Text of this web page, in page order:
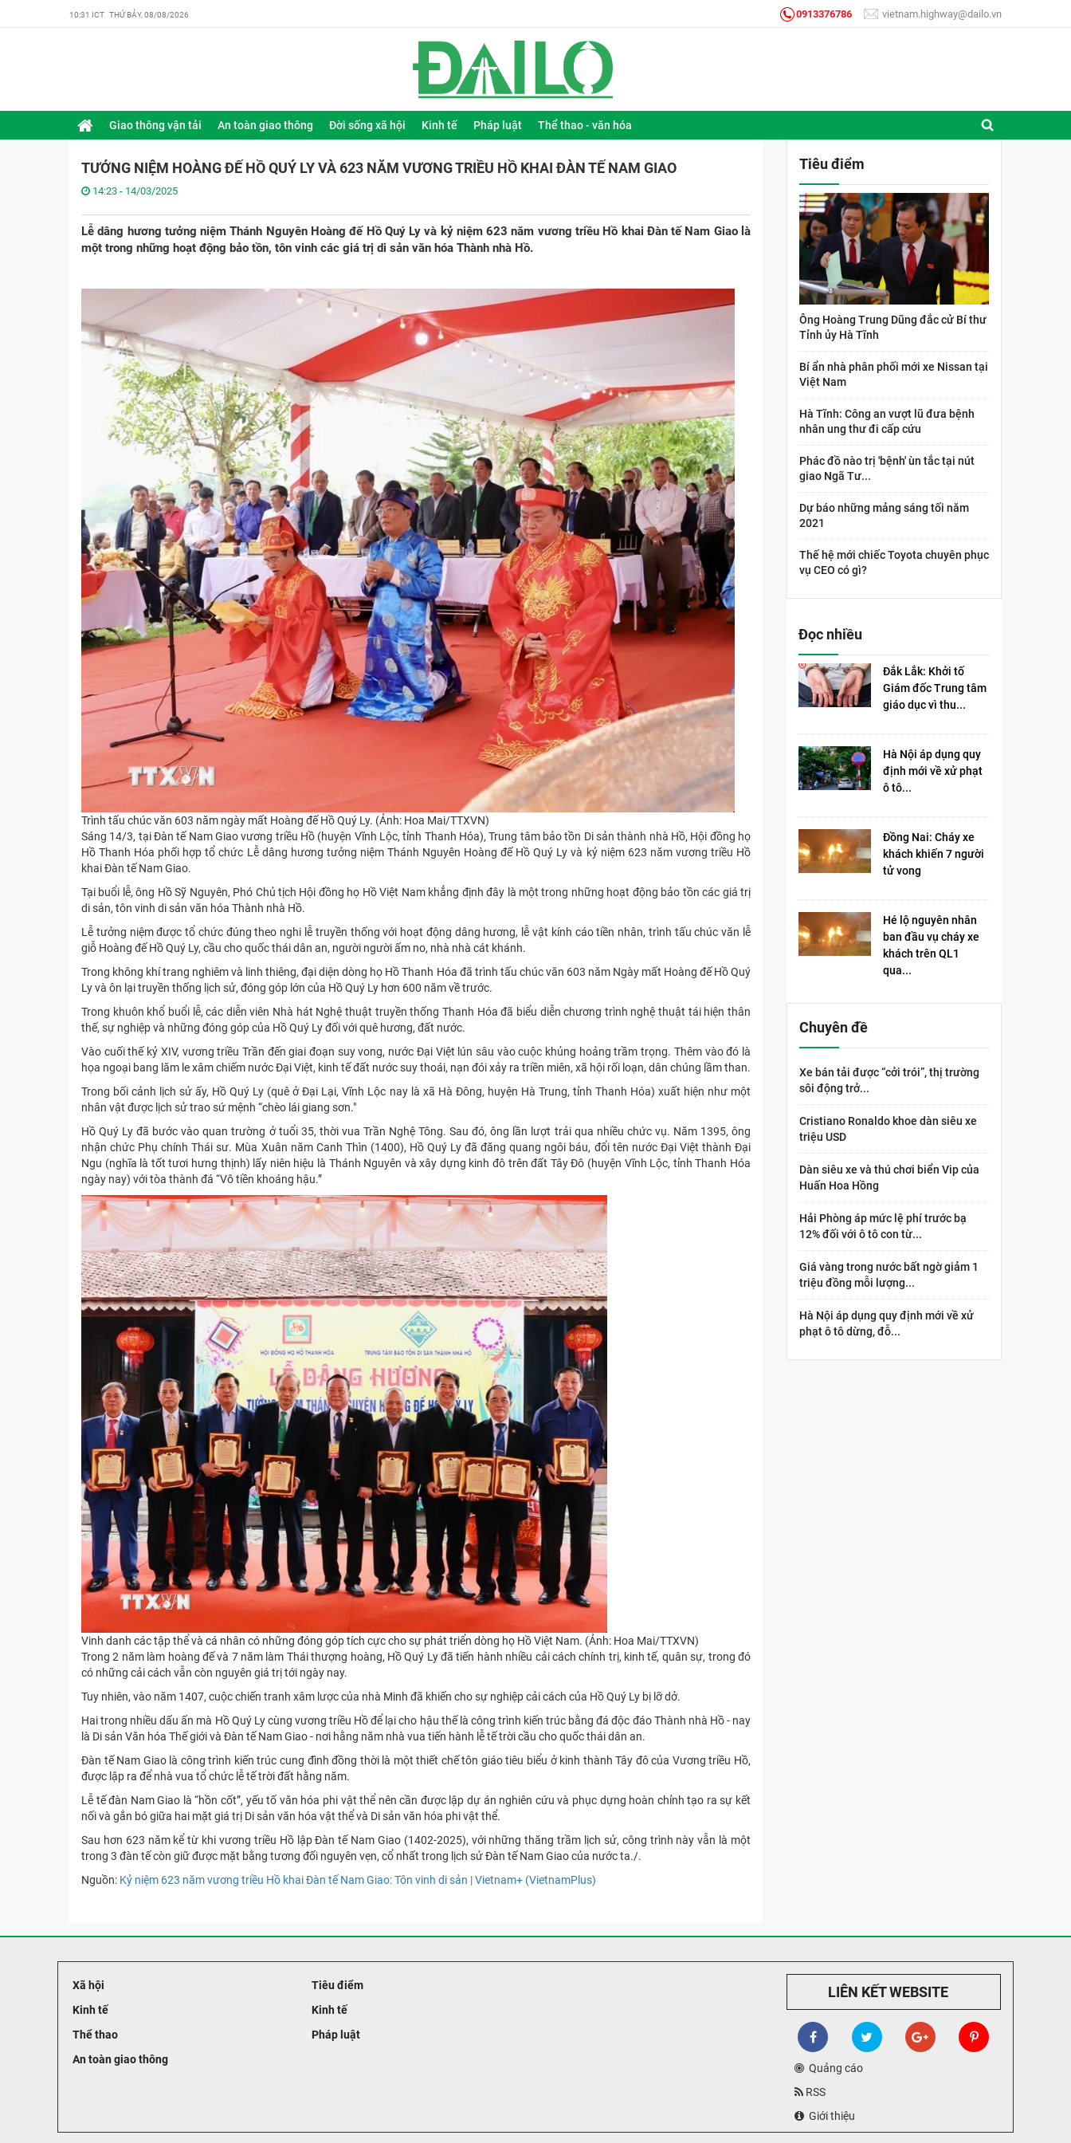
10:31 ICT THỨ BẢY, 08/08/2026 0913376786 vietnam.highway@dailo.vn
Giao thông vận tải An toàn giao thông Đời sống xã hội Kinh tế Pháp luật Thể thao - văn hóa
TƯỞNG NIỆM HOÀNG ĐẾ HỒ QUÝ LY VÀ 623 NĂM VƯƠNG TRIỀU HỒ KHAI ĐÀN TẾ NAM GIAO
14:23 - 14/03/2025
Lễ dâng hương tưởng niệm Thánh Nguyên Hoàng đế Hồ Quý Ly và kỷ niệm 623 năm vương triều Hồ khai Đàn tế Nam Giao là
một trong những hoạt động bảo tồn, tôn vinh các giá trị di sản văn hóa Thành nhà Hồ.
Trình tấu chúc văn 603 năm ngày mất Hoàng đế Hồ Quý Ly. (Ảnh: Hoa Mai/TTXVN)
Sáng 14/3, tại Đàn tế Nam Giao vương triều Hồ (huyện Vĩnh Lộc, tỉnh Thanh Hóa), Trung tâm bảo tồn Di sản thành nhà Hồ, Hội đồng họ
Hồ Thanh Hóa phối hợp tổ chức Lễ dâng hương tưởng niệm Thánh Nguyên Hoàng đế Hồ Quý Ly và kỷ niệm 623 năm vương triều Hồ
khai Đàn tế Nam Giao.
Tại buổi lễ, ông Hồ Sỹ Nguyên, Phó Chủ tịch Hội đồng họ Hồ Việt Nam khẳng định đây là một trong những hoạt động bảo tồn các giá trị
di sản, tôn vinh di sản văn hóa Thành nhà Hồ.
Lễ tưởng niệm được tổ chức đúng theo nghi lễ truyền thống với hoạt động dâng hương, lễ vật kính cáo tiền nhân, trình tấu chúc văn lễ
giỗ Hoàng đế Hồ Quý Ly, cầu cho quốc thái dân an, người người ấm no, nhà nhà cát khánh.
Trong không khí trang nghiêm và linh thiêng, đại diện dòng họ Hồ Thanh Hóa đã trình tấu chúc văn 603 năm Ngày mất Hoàng đế Hồ Quý
Ly và ôn lại truyền thống lịch sử, đóng góp lớn của Hồ Quý Ly hơn 600 năm về trước.
Trong khuôn khổ buổi lễ, các diễn viên Nhà hát Nghệ thuật truyền thống Thanh Hóa đã biểu diễn chương trình nghệ thuật tái hiện thân
thế, sự nghiệp và những đóng góp của Hồ Quý Ly đối với quê hương, đất nước.
Vào cuối thế kỷ XIV, vương triều Trần đến giai đoạn suy vong, nước Đại Việt lún sâu vào cuộc khủng hoảng trầm trọng. Thêm vào đó là
họa ngoại bang lăm le xâm chiếm nước Đại Việt, kinh tế đất nước suy thoái, nạn đói xảy ra triền miên, xã hội rối loạn, dân chúng lầm than.
Trong bối cảnh lịch sử ấy, Hồ Quý Ly (quê ở Đại Lại, Vĩnh Lộc nay là xã Hà Đông, huyện Hà Trung, tỉnh Thanh Hóa) xuất hiện như một
nhân vật được lịch sử trao sứ mệnh “chèo lái giang sơn."
Hồ Quý Ly đã bước vào quan trường ở tuổi 35, thời vua Trần Nghệ Tông. Sau đó, ông lần lượt trải qua nhiều chức vụ. Năm 1395, ông
nhận chức Phụ chính Thái sư. Mùa Xuân năm Canh Thìn (1400), Hồ Quý Ly đã đăng quang ngôi báu, đổi tên nước Đại Việt thành Đại
Ngu (nghĩa là tốt tươi hưng thịnh) lấy niên hiệu là Thánh Nguyên và xây dựng kinh đô trên đất Tây Đô (huyện Vĩnh Lộc, tỉnh Thanh Hóa
ngày nay) với tòa thành đá “Vô tiền khoáng hậu.”
Vinh danh các tập thể và cá nhân có những đóng góp tích cực cho sự phát triển dòng họ Hồ Việt Nam. (Ảnh: Hoa Mai/TTXVN)
Trong 2 năm làm hoàng đế và 7 năm làm Thái thượng hoàng, Hồ Quý Ly đã tiến hành nhiều cải cách chính trị, kinh tế, quân sự, trong đó
có những cải cách vẫn còn nguyên giá trị tới ngày nay.
Tuy nhiên, vào năm 1407, cuộc chiến tranh xâm lược của nhà Minh đã khiến cho sự nghiệp cải cách của Hồ Quý Ly bị lỡ dở.
Hai trong nhiều dấu ấn mà Hồ Quý Ly cùng vương triều Hồ để lại cho hậu thế là công trình kiến trúc bằng đá độc đáo Thành nhà Hồ - nay
là Di sản Văn hóa Thế giới và Đàn tế Nam Giao - nơi hằng năm nhà vua tiến hành lễ tế trời cầu cho quốc thái dân an.
Đàn tế Nam Giao là công trình kiến trúc cung đình đồng thời là một thiết chế tôn giáo tiêu biểu ở kinh thành Tây đô của Vương triều Hồ,
được lập ra để nhà vua tổ chức lễ tế trời đất hằng năm.
Lễ tế đàn Nam Giao là “hồn cốt”, yếu tố văn hóa phi vật thể nên cần được lập dự án nghiên cứu và phục dựng hoàn chỉnh tạo ra sự kết
nối và gắn bó giữa hai mặt giá trị Di sản văn hóa vật thể và Di sản văn hóa phi vật thể.
Sau hơn 623 năm kể từ khi vương triều Hồ lập Đàn tế Nam Giao (1402-2025), với những thăng trầm lịch sử, công trình này vẫn là một
trong 3 đàn tế còn giữ được mặt bằng tương đối nguyên vẹn, cổ nhất trong lịch sử Đàn tế Nam Giao của nước ta./.
Nguồn: Kỷ niệm 623 năm vương triều Hồ khai Đàn tế Nam Giao: Tôn vinh di sản | Vietnam+ (VietnamPlus)
Tiêu điểm
Ông Hoàng Trung Dũng đắc cử Bí thư
Tỉnh ủy Hà Tĩnh
Bí ẩn nhà phân phối mới xe Nissan tại
Việt Nam
Hà Tĩnh: Công an vượt lũ đưa bệnh
nhân ung thư đi cấp cứu
Phác đồ nào trị 'bệnh' ùn tắc tại nút
giao Ngã Tư...
Dự báo những mảng sáng tối năm
2021
Thế hệ mới chiếc Toyota chuyên phục
vụ CEO có gì?
Đọc nhiều
Đắk Lắk: Khởi tố
Giám đốc Trung tâm
giáo dục vì thu...
Hà Nội áp dụng quy
định mới về xử phạt
ô tô...
Đồng Nai: Cháy xe
khách khiến 7 người
tử vong​
Hé lộ nguyên nhân
ban đầu vụ cháy xe
khách trên QL1
qua...
Chuyên đề
Xe bán tải được “cởi trói”, thị trường
sôi động trở...
Cristiano Ronaldo khoe dàn siêu xe
triệu USD
Dàn siêu xe và thú chơi biển Vip của
Huấn Hoa Hồng
Hải Phòng áp mức lệ phí trước bạ
12% đối với ô tô con từ...
Giá vàng trong nước bất ngờ giảm 1
triệu đồng mỗi lượng...
Hà Nội áp dụng quy định mới về xử
phạt ô tô dừng, đỗ...
Xã hội
Kinh tế
Thể thao
An toàn giao thông
Tiêu điểm
Kinh tế
Pháp luật
LIÊN KẾT WEBSITE
Quảng cáo
RSS
Giới thiệu